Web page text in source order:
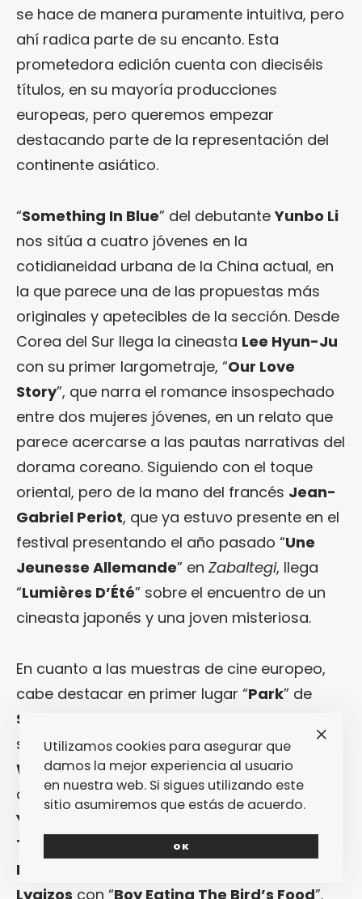
se hace de manera puramente intuitiva, pero
ahí radica parte de su encanto. Esta
prometedora edición cuenta con dieciséis
títulos, en su mayoría producciones
europeas, pero queremos empezar
destacando parte de la representación del
continente asiático.
“Something In Blue” del debutanteYunbo Li
nos sitúa a cuatro jóvenes en la
cotidianeidad urbana de la China actual, en
la que parece una de las propuestas más
originales y apetecibles de la sección. Desde
Corea del Sur llega la cineasta Lee Hyun-Ju
con su primer largometraje, “Our Love
Story”, que narra el romance insospechado
entre dos mujeres jóvenes, en un relato que
parece acercarse a las pautas narrativas del
dorama coreano. Siguiendo con el toque
oriental, pero de la mano del francés Jean-
Gabriel Periot, que ya estuvo presente en el
festival presentando el año pasado “Une
Jeunesse Allemande” en Zabaltegi, llega
“Lumières D’Été” sobre el encuentro de un
cineasta japonés y una joven misteriosa.
En cuanto a las muestras de cine europeo,
cabe destacar en primer lugar “Park” de
Sofia Exarchou
sospechar que la sombra de laGreek Weird
Waveaún es alargada y que su autora
quiere ubicarse en la senda abierta por
Yorgos Lanthimos
y
Tsangari
y continuada por
Konstantatos
Lygizos con “Boy Eating The Bird’s Food”.
Utilizamos cookies para asegurar que
damos la mejor experiencia al usuario
en nuestra web. Si sigues utilizando este
sitio asumiremos que estás de acuerdo.
OK